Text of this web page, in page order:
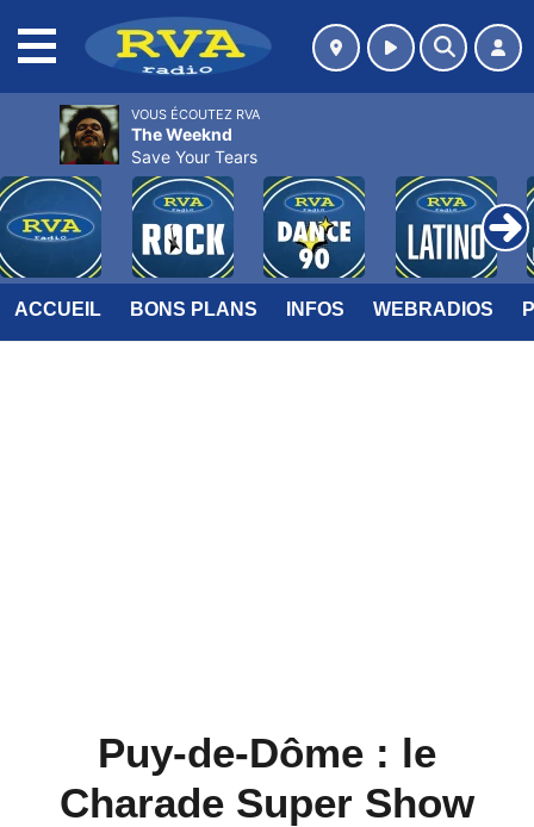
ACCUEIL BONS PLANS INFOS WEBRADIOS
Puy-de-Dôme : le
Charade Super Show
VOUS ÉCOUTEZ RVA
The Weeknd
Save Your Tears